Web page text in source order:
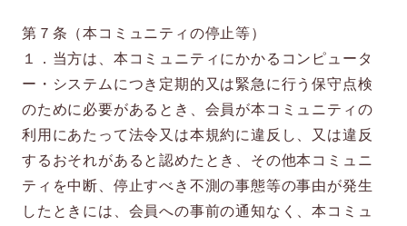
第７条（本コミュニティの停止等）
１．当方は、本コミュニティにかかるコンピュータ
ー・システムにつき定期的又は緊急に行う保守点検
のために必要があるとき、会員が本コミュニティの
利用にあたって法令又は本規約に違反し、又は違反
するおそれがあると認めたとき、その他本コミュニ
ティを中断、停止すべき不測の事態等の事由が発生
したときには、会員への事前の通知なく、本コミュ